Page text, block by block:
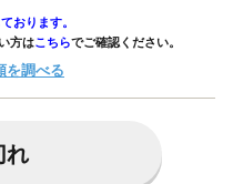
おります。
方はこちらでご確認ください。
を調べる
れ